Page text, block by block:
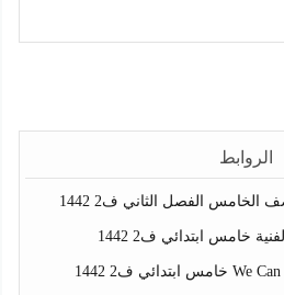
الروابط
الفصل الثاني ف2 1442
خامس ابتدائي ف2 1442